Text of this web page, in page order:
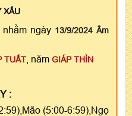
XẤU
nhằm ngày 13/9/2024 Âm
TUẤT , năm GIÁP THÌN
:
(5:00-6:59),Ngọ